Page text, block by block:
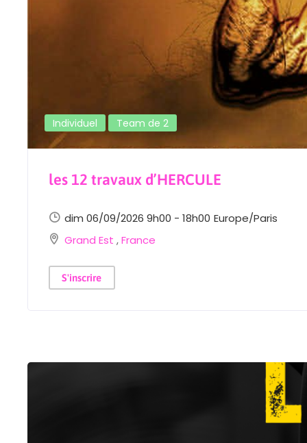
Individuel Team de 2
les 12 travaux d’HERCULE
dim 06/09/2026 9h00 - 18h00 Europe/Paris
Grand Est ,France
S'inscrire